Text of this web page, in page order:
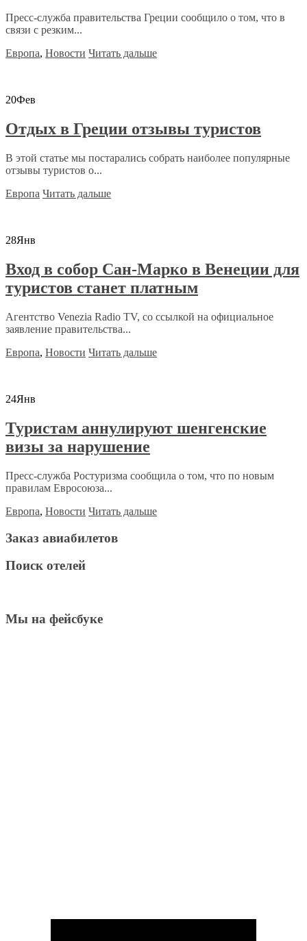
Пресс-служба правительства Греции сообщило о том, что в
связи с резким...
Европа, Новости Читать дальше
20Фев
Отдых в Греции отзывы туристов
В этой статье мы постарались собрать наиболее популярные
отзывы туристов о...
Европа Читать дальше
28Янв
Вход в собор Сан-Марко в Венеции для
туристов станет платным
Агентство Venezia Radio TV, со ссылкой на официальное
заявление правительства...
Европа, Новости Читать дальше
24Янв
Туристам аннулируют шенгенские
визы за нарушение
Пресс-служба Ростуризма сообщила о том, что по новым
правилам Евросоюза...
Европа, Новости Читать дальше
Заказ авиабилетов
Поиск отелей
Мы на фейсбуке